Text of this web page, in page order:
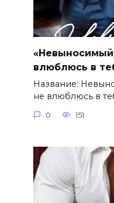
«Невыносимый
влюблюсь в
Название:
не влюблюсь в
0 151